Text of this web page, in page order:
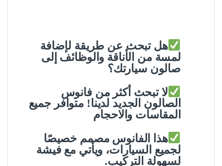
هل تبحث عن طريقة لإضافة
لمسة من الأناقة والوظائف إلى
صالون سيارتك؟
لا تبحث أكثر من فانوس
الصالون الجديد لدينا! متوافر جميع
المقاسات والاحجام
هذا الفانوس مصمم خصيصًا
لجميع السيارات، ويأتي مع فيشة
لسهولة التركيب.